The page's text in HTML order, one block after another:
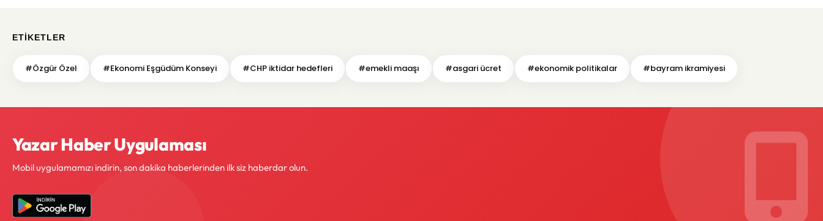
ETIKETLER
#Özgür Özel #Ekonomi Eşgüdüm Konseyi #CHP iktidar hedefleri #emekli maaşı #asgari ücret #ekonomik politikalar #bayram ikramiyesi
Yazar Haber Uygulaması
Mobil uygulamamızı indirin, son dakika haberlerinden ilk siz haberdar olun.